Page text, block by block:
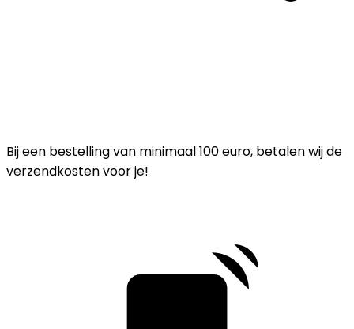
Bij een bestelling van minimaal 100 euro, betalen wij de
verzendkosten voor je!